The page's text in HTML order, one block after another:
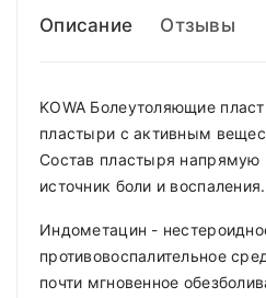
Описание Отзывы
KOWA Болеутоляющие
пластыри с активным
Состав пластыря напрямую
источник боли и воспаления.
Индометацин -
противовоспалительное
почти мгновенное